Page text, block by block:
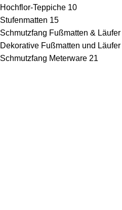
Hochflor-Teppiche 10
Stufenmatten 15
Schmutzfang Fußmatten & Läufer
Dekorative Fußmatten und Läufer
Schmutzfang Meterware 21